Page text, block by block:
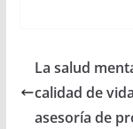
La salud
calidad de
asesoría de